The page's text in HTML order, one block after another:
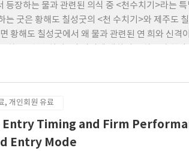
등장하는 물과 관련된 의식 중 <천수치기>라는
는 굿은 황해도 칠성굿의 <천 수치기>와 제주도
황해도 칠성굿에서 왜 물과 관련된 연 희와 신격
生水)>하는 곳이기 때문에, 칠성굿에서 <천수
, 개인회원 유료
Timing and Firm
Entry Mode